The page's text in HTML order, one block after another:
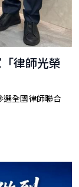
律師光榮
選全國律師聯合